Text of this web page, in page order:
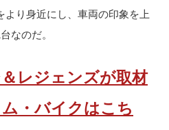
より身近にし、車両の印象を上
なのだ。
レジェンズが取材
・バイクはこち